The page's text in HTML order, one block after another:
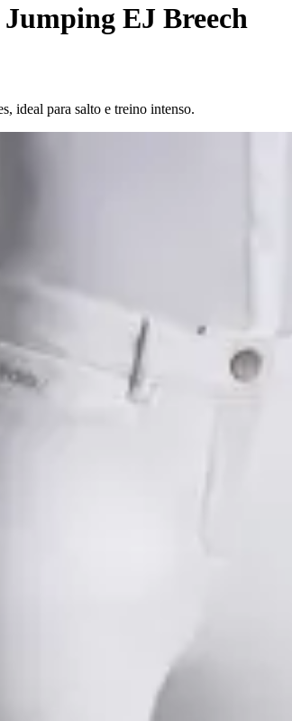
EJ Breech
ideal para salto e treino intenso.